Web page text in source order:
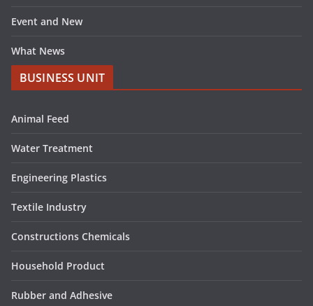
Event and New
What News
BUSINESS UNIT
Animal Feed
Water Treatment
Engineering Plastics
Textile Industry
Constructions Chemicals
Household Product
Rubber and Adhesive